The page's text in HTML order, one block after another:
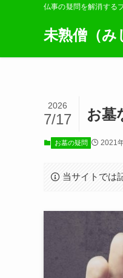
仏事の疑問を解消する
未熟僧（み
お墓
2026
7/17
お墓の疑問 2021
当サイトでは